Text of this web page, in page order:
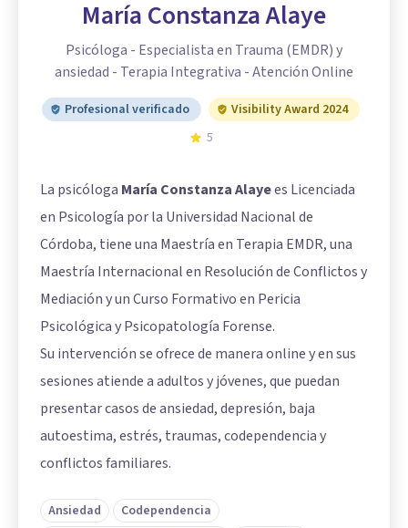
María Constanza Alaye
Psicóloga - Especialista en Trauma (EMDR) y
ansiedad - Terapia Integrativa - Atención Online
Profesional verificado
Visibility Award 2024
5
La psicóloga María Constanza Alayees Licenciada
en Psicología por la Universidad Nacional de
Córdoba, tiene una Maestría en Terapia EMDR, una
Maestría Internacional en Resolución de Conflictos y
Mediación y un Curso Formativo en Pericia
Psicológica y Psicopatología Forense.
Su intervención se ofrece de manera online y en sus
sesiones atiende a adultos y jóvenes, que puedan
presentar casos de ansiedad, depresión, baja
autoestima, estrés, traumas, codependencia y
conflictos familiares.
Ansiedad
Codependencia